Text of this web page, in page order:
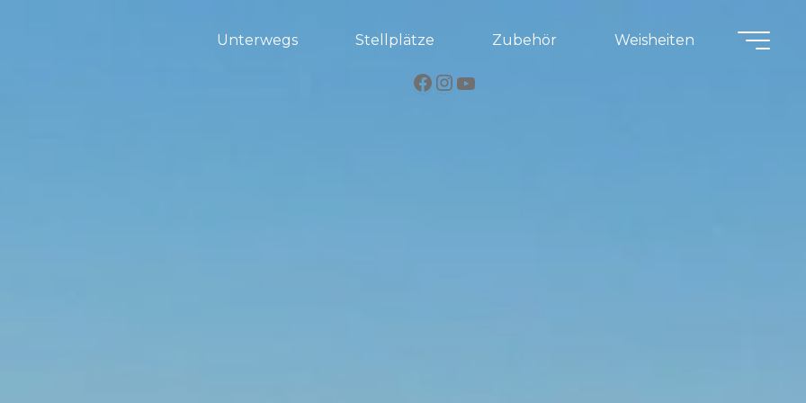
Unterwegs Stellplätze Zubehör Weisheiten
Facebook
Instagram
YouTube